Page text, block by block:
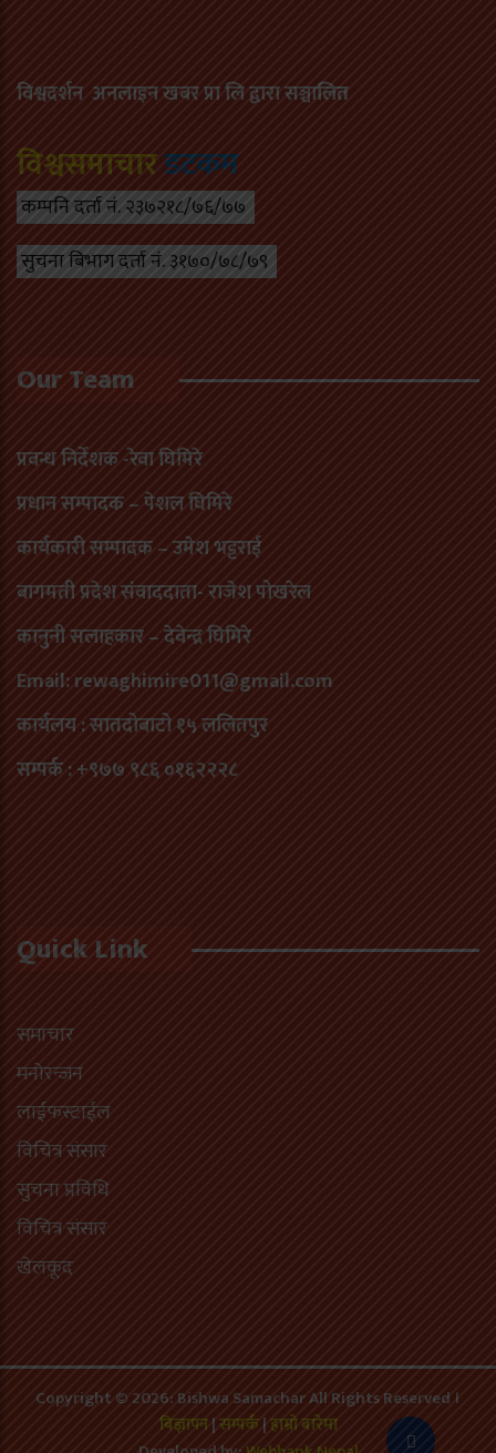
विश्वदर्शन अनलाइन खबर प्रा लि द्वारा सञ्चालित
विश्वसमाचारडटकम
कम्पनि दर्ता नं. २३७२१८/७६/७७
सुचना बिभाग दर्ता नं. ३१७०/७८/७९
Our Team
प्रवन्ध निर्देशक -रेवा घिमिरे
प्रधान सम्पादक – पेशल घिमिरे
कार्यकारी सम्पादक – उमेश भट्टराई
बागमती प्रदेश संवाददाता- राजेश पोखरेल
कानुनी सलाहकार – देवेन्द्र घिमिरे
Email: rewaghimire011@gmail.com
कार्यलय : सातदोबाटो १५ ललितपुर
सम्पर्क : +९७७ ९८६ ०१६२२२८
Quick Link
समाचार
मनोरन्जन
लाईफस्टाईल
विचित्र संसार
सुचना प्रविधि
विचित्र संसार
खेलकूद
Copyright © 2026: Bishwa Samachar All Rights Reserved ।
बिज्ञापन|सम्पर्क|हाम्रो बारेमा